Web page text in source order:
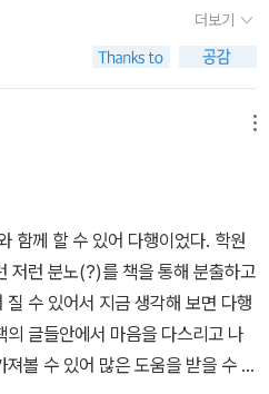
면서 실망과 분노를 숨기려고만 할
는 자연스레 죽음을 생각한다. 그
서 다시 새싹이 돋아나듯 한창 꽃
영혼도 이제 처음의 그 봄날 같은 시
로 돌아갈 때가 많았다. 마치 거기
을 다시 이을 수 있을 것처럼. 그러
무리 허겁지겁 튼실하게 자라난다
올바른 나무로 자랄 수는 없는 법
돌아왔다. 한스는 어린 시절 마음
면서 달콤하면서도 야릇한 감정을
하던 저는 빈민 거리 사람들과 다양
소녀를 만나요. 사랑을 나누게 되
들어 일주일을 보낸 후 첫 일요일
내버리고 싶었던 걸까요? 저는 물
의 생각처음 읽을 때는 모범생 한
. 뒷표지의 해설을 보니 총명한 한
. 한스나 하일너나 불쌍하다. 만약
라면..., 에마가 한스를 진심으로 사
빠져 죽었을까?2014.6.17.(화) 두
존중받을 수 있을 때 수레바퀴 아래
레를 타고 편안히 갈 수 있는 세상
았다. 주인공 한스를 숨 막히게 만들
바퀴에 치이지 않으려 수레바퀴가
. 공부의 터널을 뚫고 나와도 우리
아간다. 수레바퀴가 내모는대로
굴려나갈 것인가.
고 여기며 공부를 하는 모습과 한스
은 학교의 진학이 그들의 목표이
고 마지못해 일하는 날품팔이와 다른
는 게 아니라 선생님이나 너희 집
! 대체 1등이나 2등을 한다고 뭐가
너희 같은 공부벌레보다 어리석지
대도 먹고 살기 위해 자신의 의지
런 소년들이 있었다. 세월은 겹겹
의 모습이 지금도 한스와 같은 아
유이기도 하다.'나무 꼭대기를 자
차석으로 합격합니다. 하지만 합격
싶은 것, 쉬는 것도 포기한 채 오
이후 당당히 시험에 합격하고 학
의 권유로 미리 예습을 하게 되면
는 마음도 얼마 가지 못한 채 또 공
입학해서 한스는 열심히 공부하던
자의식이 뚜렷한 친구를 만나 함께
만 하일너는 학교의 문제아로 찍히
스는 공부에 흥미를 읽고 신경쇠약
의 허무함과 무기력함이 몰려오고,
경지에까지 다다르게 되고 맙니다.
싸늘한 주검으로 발견됩니다. 한
더보기
함께 할 수 있어 다행이었다. 학원
저런 분노(?)를 책을 통해 분출하고
수 있어서 지금 생각해 보면 다행
글들안에서 마음을 다스리고 나
볼 수 있어 많은 도움을 받을 수 있